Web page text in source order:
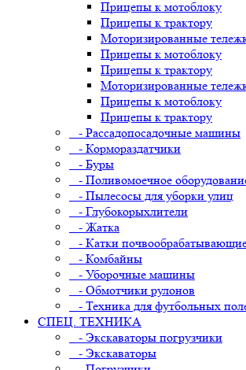
Прицепы к мотоблоку
Прицепы к трактору
Моторизированные
Прицепы к мотоблоку
Прицепы к трактору
Моторизированные
Прицепы к мотоблоку
Прицепы к трактору
- Рассадопосадочные машины
- Кормораздатчики
- Буры
- Поливомоечное
- Пылесосы для уборки улиц
- Глубокорыхлители
- Жатка
- Катки
- Комбайны
- Уборочные машины
- Обмотчики рулонов
- Техника для футбольных
СПЕЦ. ТЕХНИКА
- Экскаваторы погрузчики
- Экскаваторы